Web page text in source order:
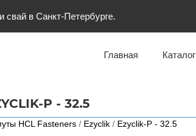
в Санкт-Петербурге.
Главная Каталог
P - 32.5
HCL Fasteners / Ezyclik / Ezyclik-P - 32.5